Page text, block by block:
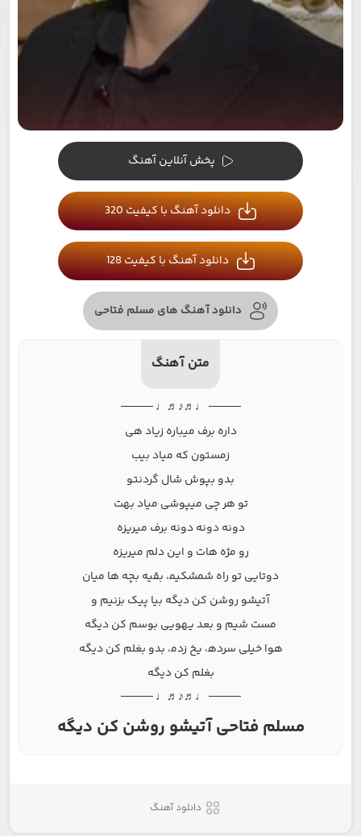
پخش آنلاین آهنگ
دانلود آهنگ با کیفیت 320
دانلود آهنگ با کیفیت 128
دانلود آهنگ های مسلم فتاحی
متن آهنگ
──── ♩♬♪♬♩ ────
داره ﺑﺮف ﻣﻴﺒﺎره زﻳﺎد ﻫﻰ
زﻣﺴﺘﻮن ﻛﻪ ﻣﻴﺎد ﺑﻴﺐ
ﺑﺪو ﺑﭙﻮش ﺷﺎل ﮔﺮدﻧﺘﻮ
ﺗﻮ ﻫﺮ ﭼﻰ ﻣﻴﭙﻮﺷﻰ ﻣﻴﺎد ﺑﻬﺖ
دوﻧﻪ دوﻧﻪ دوﻧﻪ ﺑﺮف ﻣﻴﺮﻳﺰه
رو ﻣﮋه ﻫﺎت و اﻳﻦ دﻟﻢ ﻣﻴﺮﻳﺰه
دوﺗﺎﻳﻰ ﺗﻮ راه ﺷﻤﺸﻜﻴﻤ، ﺑﻘﻴﻪ ﺑﭽﻪ ﻫﺎ ﻣﻴﺎن
آﺗﻴﺸﻮ روﺷﻦ ﻛﻦ دﻳﮕﻪ ﺑﻴﺎ ﭘﻴﮏ ﺑﺰﻧﻴﻢ و
ﻣﺴﺖ ﺷﻴﻢ و ﺑﻌﺪ ﻳﻬﻮﻳﻰ ﺑﻮﺳﻢ ﻛﻦ دﻳﮕﻪ
ﻫﻮا ﺧﻴﻠﻰ ﺳﺮدﻫ، ﻳﺦ زدﻣ، ﺑﺪو ﺑﻐﻠﻢ ﻛﻦ دﻳﮕﻪ
ﺑﻐﻠﻢ ﻛﻦ دﻳﮕﻪ
──── ♩♬♪♬♩ ────
مسلم فتاحی آتیشو روشن کن دیگه
دانلود آهنگ